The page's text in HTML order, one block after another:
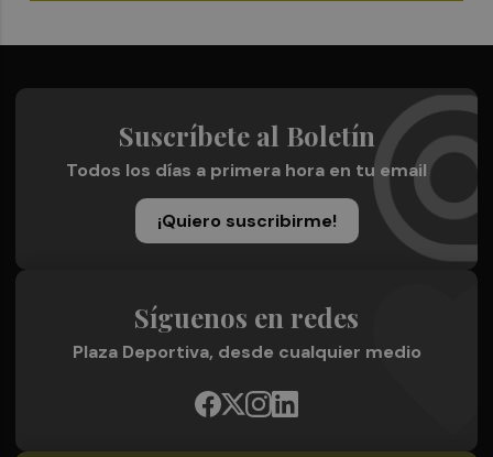
Suscríbete al Boletín
Todos los días a primera hora en tu email
¡Quiero suscribirme!
Síguenos en redes
Plaza Deportiva, desde cualquier medio